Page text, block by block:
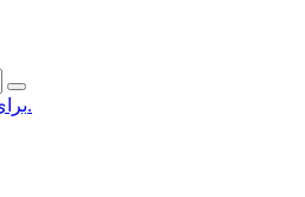
برای محصولات بیشتر کلیک کنید.